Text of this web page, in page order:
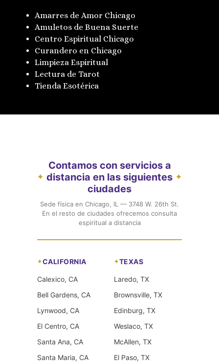
Amarres de Amor Chicago
Amuletos de Buena Suerte
Centro Espiritual Chicago
Curandero en Chicago
Limpieza Espiritual
Lectura de Tarot
Tienda Esotérica
✦
Contamos con servicios a
distancia en las siguientes
ciudades
✦
Sede física en Chicago, IL — 3748 W. 26th St.
En el resto de ciudades ofrecemos consulta
espiritual a distancia
CALIFORNIA
Calexico, CA
Bell Gardens, CA
Lynwood, CA
El Centro, CA
Santa Ana, CA
Santa Maria, CA
TEXAS
Laredo, TX
Brownsville, TX
Edinburg, TX
Weslaco, TX
McAllen, TX
El Paso, TX